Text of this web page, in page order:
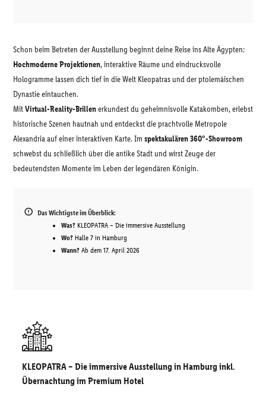
Schon beim Betreten der Ausstellung beginnt deine Reise ins Alte Ägypten:
Hochmoderne Projektionen, interaktive Räume und eindrucksvolle
Hologramme lassen dich tief in die Welt Kleopatras und der ptolemäischen
Dynastie eintauchen.
MitVirtual-Reality-Brillenerkundest du geheimnisvolle Katakomben, erlebst
historische Szenen hautnah und entdeckst die prachtvolle Metropole
Alexandria auf einer interaktiven Karte. Im spektakulären 360°-Showroom
schwebst du schließlich über die antike Stadt und wirst Zeuge der
bedeutendsten Momente im Leben der legendären Königin.
Das Wichtigste im Überblick:
Was? KLEOPATRA – Die immersive Ausstellung
Wo? Halle 7 in Hamburg
Wann? Ab dem 17. April 2026
KLEOPATRA – Die immersive Ausstellung in Hamburg inkl.
Übernachtung im Premium Hotel